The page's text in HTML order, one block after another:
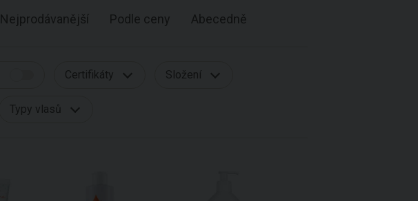
Nejprodávanější Podle ceny Abecedně
Certifikáty Složení
Typy vlasů